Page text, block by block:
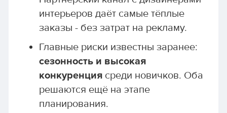
интерьеров даёт самые тёплые
заказы - без затрат на рекламу.
Главные риски известны заранее:
сезонность и высокая
конкуренциясреди новичков. Оба
решаются ещё на этапе
планирования.